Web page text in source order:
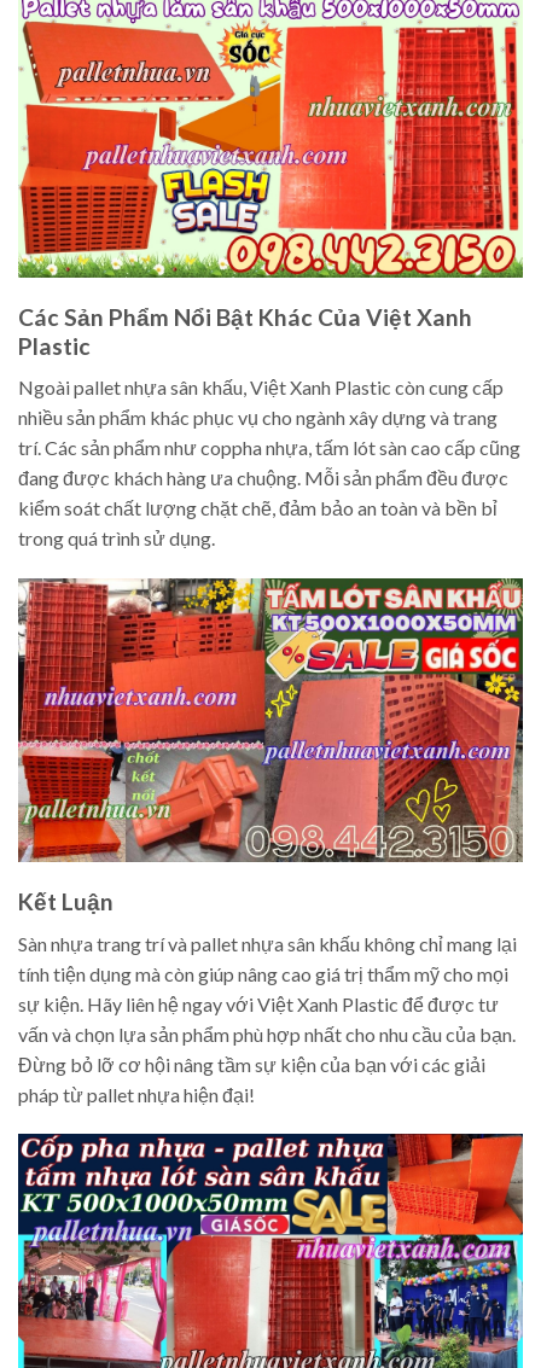
Các Sản Phẩm Nổi Bật Khác Của Việt Xanh
Plastic
Ngoài pallet nhựa sân khấu, Việt Xanh Plastic còn cung cấp
nhiều sản phẩm khác phục vụ cho ngành xây dựng và trang
trí. Các sản phẩm như coppha nhựa, tấm lót sàn cao cấp cũng
đang được khách hàng ưa chuộng. Mỗi sản phẩm đều được
kiểm soát chất lượng chặt chẽ, đảm bảo an toàn và bền bỉ
trong quá trình sử dụng.
Kết Luận
Sàn nhựa trang trí và pallet nhựa sân khấu không chỉ mang lại
tính tiện dụng mà còn giúp nâng cao giá trị thẩm mỹ cho mọi
sự kiện. Hãy liên hệ ngay với Việt Xanh Plastic để được tư
vấn và chọn lựa sản phẩm phù hợp nhất cho nhu cầu của bạn.
Đừng bỏ lỡ cơ hội nâng tầm sự kiện của bạn với các giải
pháp từ pallet nhựa hiện đại!